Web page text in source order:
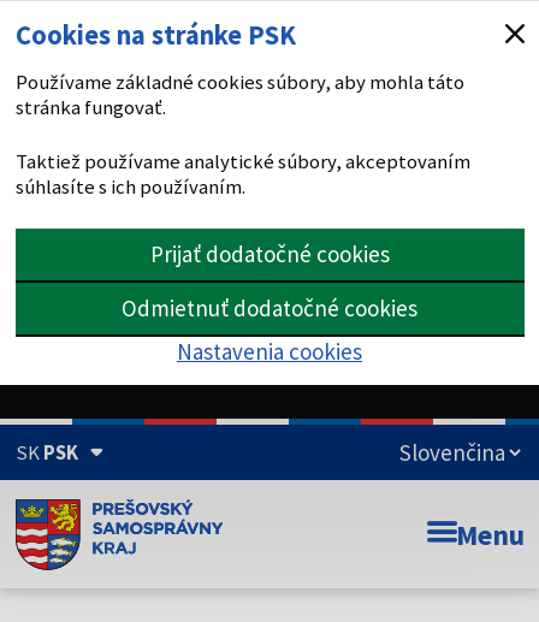
Cookies na stránke PSK
Používame základné cookies súbory, aby mohla táto
stránka fungovať.
Taktiež používame analytické súbory, akceptovaním
súhlasíte s ich používaním.
Prijať dodatočné cookies
Odmietnuť dodatočné cookies
Nastavenia cookies
SKPSK
Doména psk.sk je oficiálna
Toto je oficiálna webová stránka Prešovského
Menu